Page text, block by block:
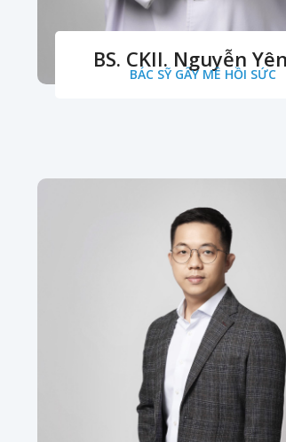
BS. CKII. Nguyễn
BÁC SỸ GÂY MÊ HỒI SỨC